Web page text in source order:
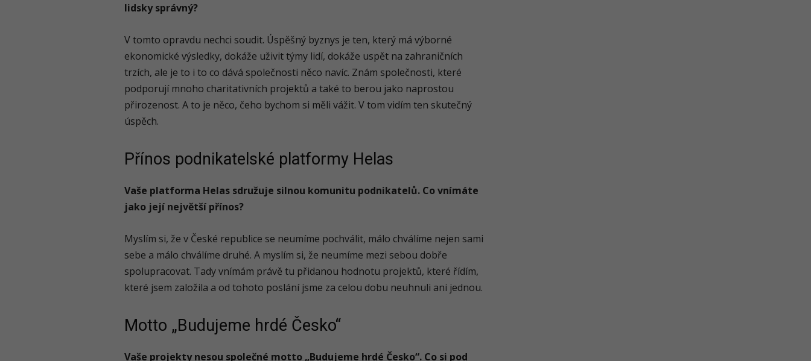
lidsky správný?
V tomto opravdu nechci soudit. Úspěšný byznys je ten, který má výborné
ekonomické výsledky, dokáže uživit týmy lidí, dokáže uspět na zahraničních
trzích, ale je to i to co dává společnosti něco navíc. Znám společnosti, které
podporují mnoho charitativních projektů a také to berou jako naprostou
přirozenost. A to je něco, čeho bychom si měli vážit. V tom vidím ten skutečný
úspěch.
Přínos podnikatelské platformy Helas
Vaše platforma Helas sdružuje silnou komunitu podnikatelů. Co vnímáte
jako její největší přínos?
Myslím si, že v České republice se neumíme pochválit, málo chválíme nejen sami
sebe a málo chválíme druhé. A myslím si, že neumíme mezi sebou dobře
spolupracovat. Tady vnímám právě tu přidanou hodnotu projektů, které řídím,
které jsem založila a od tohoto poslání jsme za celou dobu neuhnuli ani jednou.
Motto „Budujeme hrdé Česko“
Vaše projekty nesou společné motto „Budujeme hrdé Česko“. Co si pod